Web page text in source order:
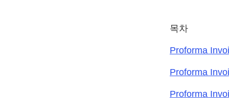
목차
Proforma
Proforma
Proforma